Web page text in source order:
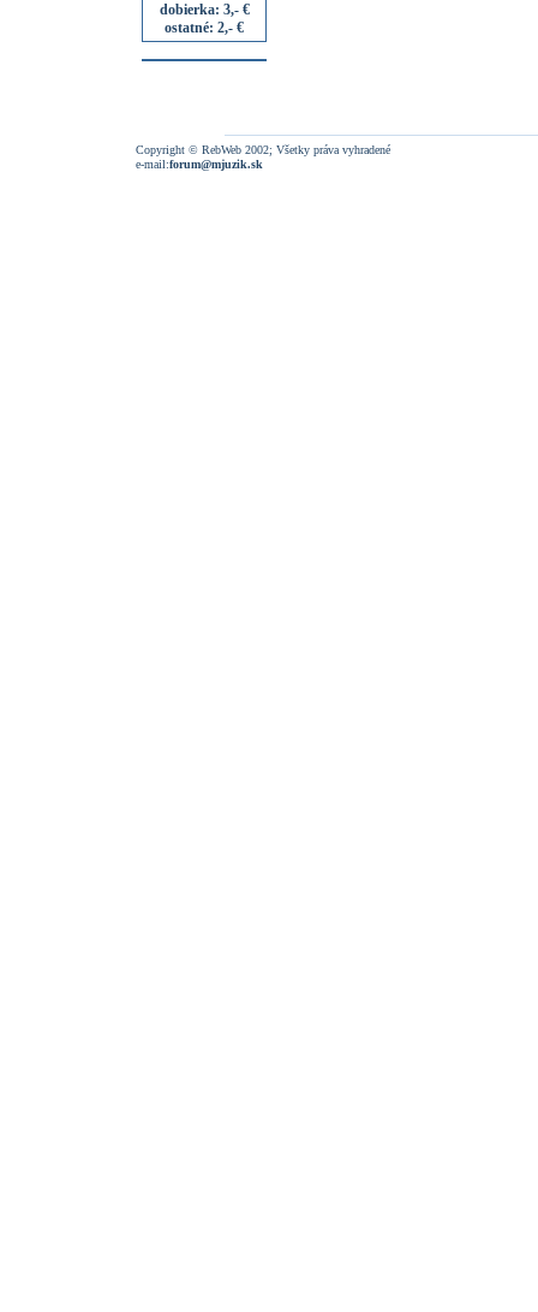
dobierka: 3,- €
ostatné: 2,- €
Copyright © RebWeb 2002; Všetky práva vyhradené
e-mail:forum@mjuzik.sk